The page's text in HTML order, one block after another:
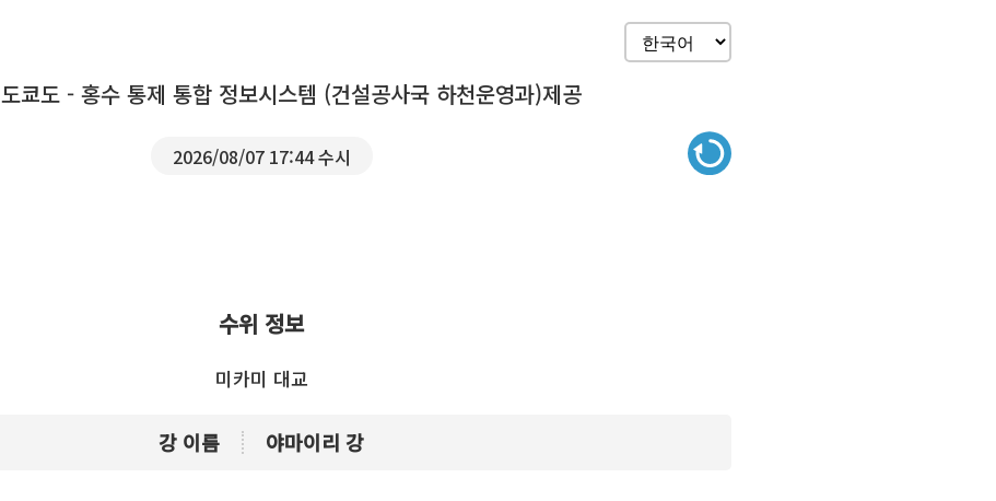
도쿄도 - 홍수 통제 통합 정보시스템 (건설공사국 하천운영과)제공
2026/08/07 17:44 수시
수위 정보
미카미 대교
강 이름 야마이리 강